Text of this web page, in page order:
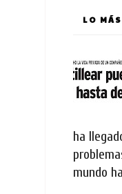
LO
ha
mundo